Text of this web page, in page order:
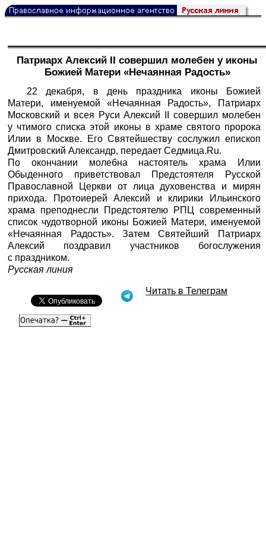
Патриарх Алексий II совершил молебен у иконы
Божией Матери «Нечаянная Радость»
22 декабря, в день праздника иконы Божией
Матери, именуемой «Нечаянная Радость», Патриарх
Московский и всея Руси Алексий II совершил молебен
у чтимого списка этой иконы в храме святого пророка
Илии в Москве. Его Святейшеству сослужил епископ
Дмитровский Александр, передаетСедмица.Ru.
По окончании молебна настоятель храма Илии
Обыденного приветствовал Предстоятеля Русской
Православной Церкви от лица духовенства и мирян
прихода. Протоиерей Алексий и клирики Ильинского
храма преподнесли Предстоятелю РПЦ современный
список чудотворной иконы Божией Матери, именуемой
«Нечаянная Радость». Затем Святейший Патриарх
Алексий поздравил участников богослужения
с праздником.
Русская линия
Читать в Телеграм